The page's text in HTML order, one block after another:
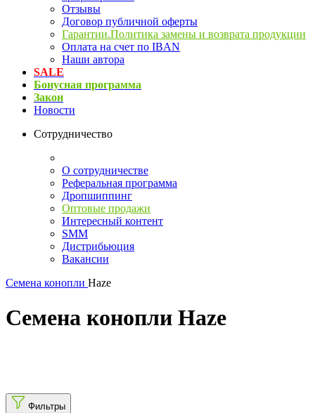
Отзывы
Договор публичной оферты
Гарантии.Политика замены и возврата продукции
Оплата на счет по IBAN
Наши автора
SALE
Бонусная программа
Закон
Новости
Сотрудничество
О сотрудничестве
Реферальная программа
Дропшиппинг
Оптовые продажи
Интересный контент
SMM
Дистрибьюция
Вакансии
Семена конопли Haze
Семена конопли Haze
Фильтры